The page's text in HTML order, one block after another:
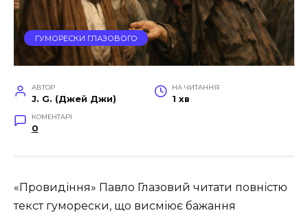
ГУМОРЕСКИ ГЛАЗОВОГО
АВТОР
J. G. (Джей Джи)
НА ЧИТАННЯ
1 хв
КОМЕНТАРІ
0
«Провидіння» Павло Глазовий читати повністю
текст гуморески, що висміює бажання